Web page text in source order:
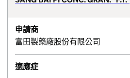
申請商
富田製藥廠股份有限公司
適應症